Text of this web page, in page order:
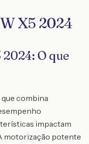
X5 2024
2024: O que
que combina
impactam
motorização potente